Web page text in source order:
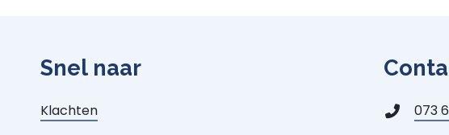
Snel naar
Klachten 073